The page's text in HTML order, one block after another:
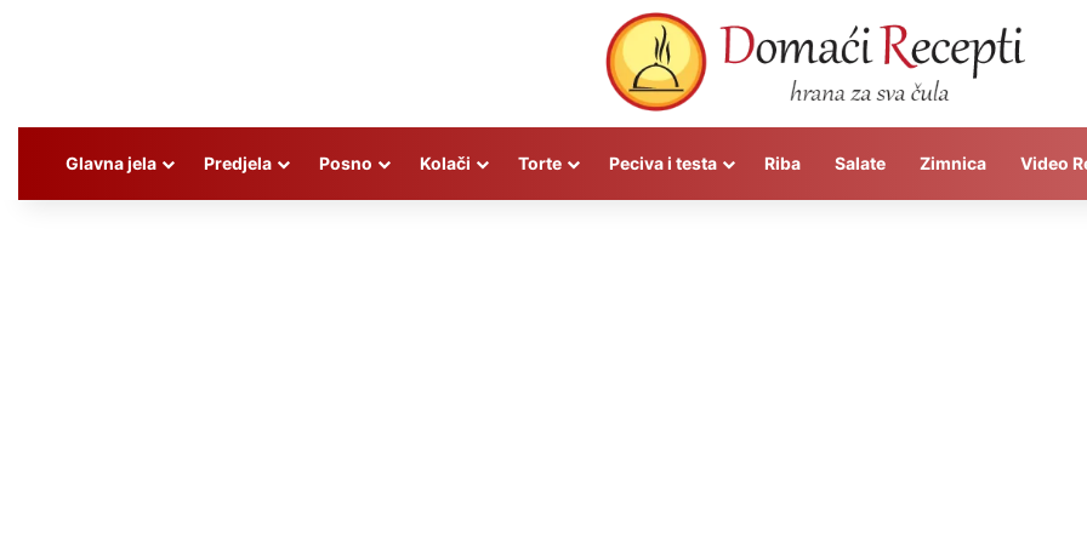
Glavna jela Predjela Posno Kolači Torte Peciva i testa Riba Salate Zimnica Video